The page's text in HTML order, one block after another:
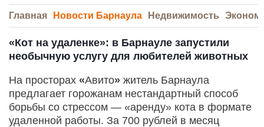
Главная Новости Барнаула Недвижимость
«Кот на удаленке»: в Барнауле запустили
необычную услугу для любителей животных
На просторах «Авито» житель Барнаула
предлагает горожанам нестандартный способ
борьбы со стрессом — «аренду» кота в формате
удаленной работы. За 700 рублей в месяц